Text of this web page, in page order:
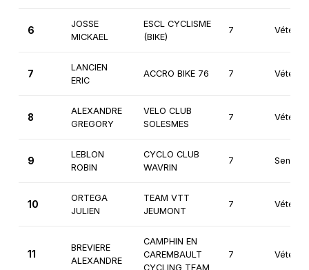
6
JOSSE
MICKAEL
ESCL CYCLISME
(BIKE)
7
7
LANCIEN
ERIC
ACCRO BIKE 76 7
8
ALEXANDRE
GREGORY
VELO CLUB
SOLESMES
7
9
LEBLON
ROBIN
CYCLO CLUB
WAVRIN
7 Seniors
10
ORTEGA
JULIEN
TEAM VTT
JEUMONT
7
11
BREVIERE
ALEXANDRE
CAMPHIN EN
CAREMBAULT
CYCLING TEAM
7